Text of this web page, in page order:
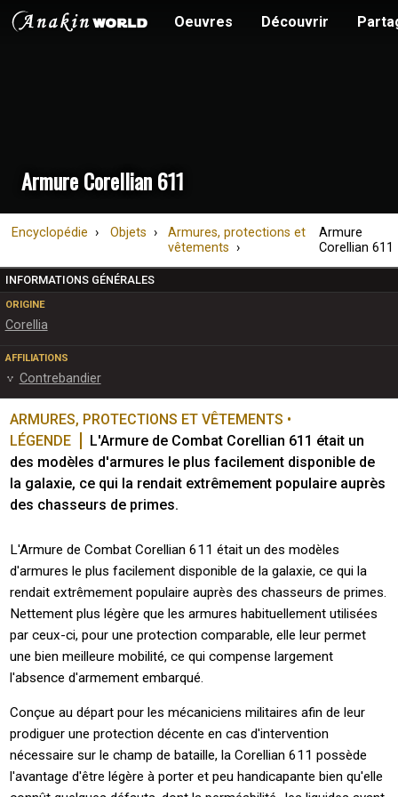
Oeuvres Découvrir
Armure Corellian 611
Encyclopédie Objets
Armures, protections et
vêtements
Armure
Corellian 611
INFORMATIONS GÉNÉRALES
ORIGINE
Corellia
AFFILIATIONS
Contrebandier
ARMURES, PROTECTIONS ET VÊTEMENTS •
LÉGENDE
L'Armure de Combat Corellian 611 était un
des modèles d'armures le plus facilement disponible de
la galaxie, ce qui la rendait extrêmement populaire auprès
des chasseurs de primes.
L'Armure de Combat Corellian 611 était un des modèles
d'armures le plus facilement disponible de la galaxie, ce qui la
rendait extrêmement populaire auprès des chasseurs de primes.
Nettement plus légère que les armures habituellement utilisées
par ceux-ci, pour une protection comparable, elle leur permet
une bien meilleure mobilité, ce qui compense largement
l'absence d'armement embarqué.
Conçue au départ pour les mécaniciens militaires afin de leur
prodiguer une protection décente en cas d'intervention
nécessaire sur le champ de bataille, la Corellian 611 possède
l'avantage d'être légère à porter et peu handicapante bien qu'elle